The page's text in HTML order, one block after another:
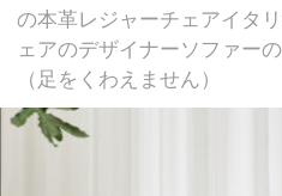
の本革レジャーチェアイタ
ェアのデザイナーソファー
（足をくわえません）